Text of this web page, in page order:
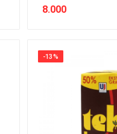
8.000
-13%